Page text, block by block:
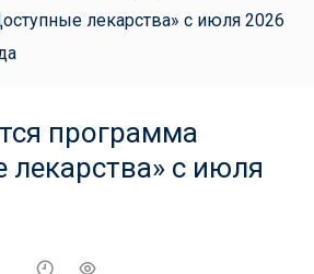
лекарства» с июля 2026
программа
лекарства» с июля